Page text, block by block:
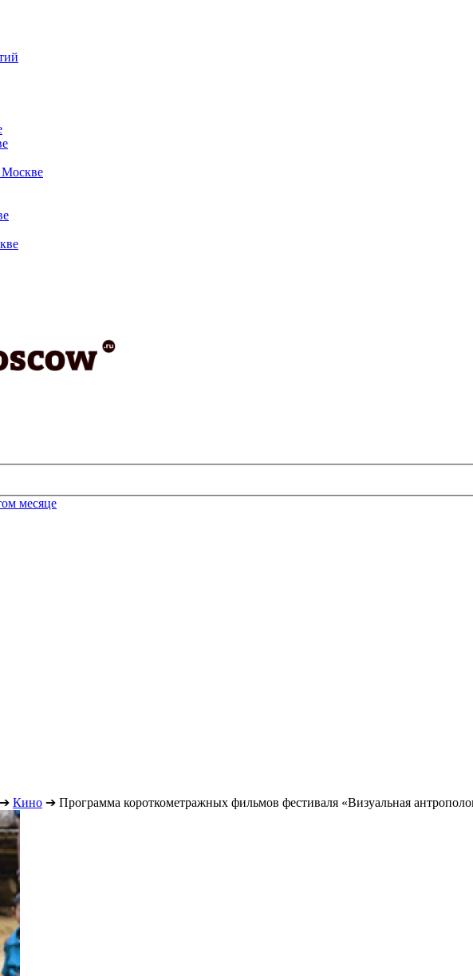
месяце
➔ Кино ➔ Программа короткометражных фильмов фестиваля «Визуальная